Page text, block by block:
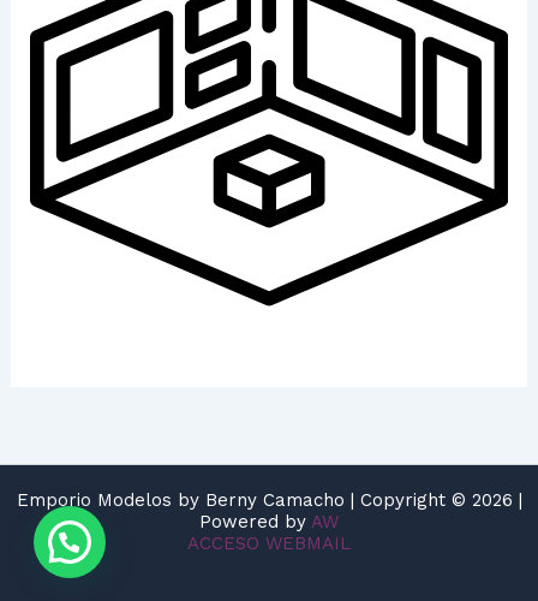
Emporio Modelos by Berny Camacho | Copyright © 2026 |
Powered by AW
ACCESO WEBMAIL